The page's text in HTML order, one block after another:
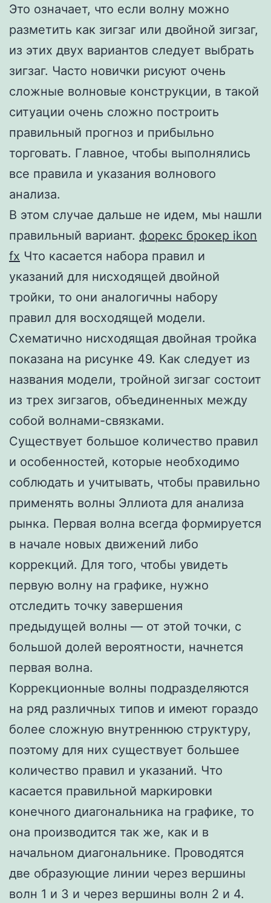
Это означает, что если волну можно
разметить как зигзаг или двойной зигзаг,
из этих двух вариантов следует выбрать
зигзаг. Часто новички рисуют очень
сложные волновые конструкции, в такой
ситуации очень сложно построить
правильный прогноз и прибыльно
торговать. Главное, чтобы выполнялись
все правила и указания волнового
анализа.
В этом случае дальше не идем, мы нашли
правильный вариант. форекс брокер ikon
fx Что касается набора правил и
указаний для нисходящей двойной
тройки, то они аналогичны набору
правил для восходящей модели.
Схематично нисходящая двойная тройка
показана на рисунке 49. Как следует из
названия модели, тройной зигзаг состоит
из трех зигзагов, объединенных между
собой волнами-связками.
Существует большое количество правил
и особенностей, которые необходимо
соблюдать и учитывать, чтобы правильно
применять волны Эллиота для анализа
рынка. Первая волна всегда формируется
в начале новых движений либо
коррекций. Для того, чтобы увидеть
первую волну на графике, нужно
отследить точку завершения
предыдущей волны — от этой точки, с
большой долей вероятности, начнется
первая волна.
Коррекционные волны подразделяются
на ряд различных типов и имеют гораздо
более сложную внутреннюю структуру,
поэтому для них существует большее
количество правил и указаний. Что
касается правильной маркировки
конечного диагональника на графике, то
она производится так же, как и в
начальном диагональнике. Проводятся
две образующие линии через вершины
волн 1 и 3 и через вершины волн 2 и 4.